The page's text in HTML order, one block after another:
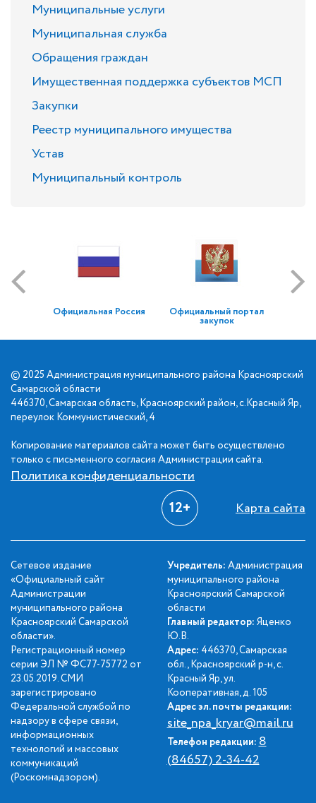
Муниципальные услуги
Муниципальная служба
Обращения граждан
Имущественная поддержка субъектов МСП
Закупки
Реестр муниципального имущества
Устав
Муниципальный контроль
Официальная Россия Официальный портал
закупок
© 2025 Администрация муниципального района Красноярский
Самарской области
446370, Самарская область, Красноярский район, с.Красный Яр,
переулок Коммунистический, 4
Копирование материалов сайта может быть осуществлено
только с письменного согласия Администрации сайта.
Политика конфиденциальности
12+ Карта сайта
Сетевое издание
«Официальный сайт
Администрации
муниципального района
Красноярский Самарской
области».
Регистрационный номер
серии ЭЛ № ФС77-75772 от
23.05.2019. СМИ
зарегистрировано
Федеральной службой по
надзору в сфере связи,
информационных
технологий и массовых
коммуникаций
(Роскомнадзором).
Учредитель: Администрация
муниципального района
Красноярский Самарской
области
Главный редактор: Яценко
Ю.В.
Адрес: 446370, Самарская
обл., Красноярский р-н, с.
Красный Яр, ул.
Кооперативная, д. 105
Адрес эл. почты редакции:
site_npa_kryar@mail.ru
Телефон редакции:8
(84657) 2-34-42